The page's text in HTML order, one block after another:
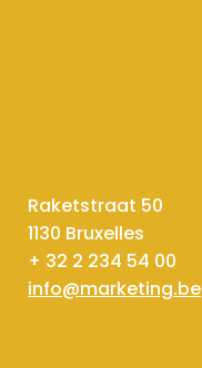
Raketstraat 50
1130 Bruxelles
+ 32 2 234 54 00
info@marketing.be